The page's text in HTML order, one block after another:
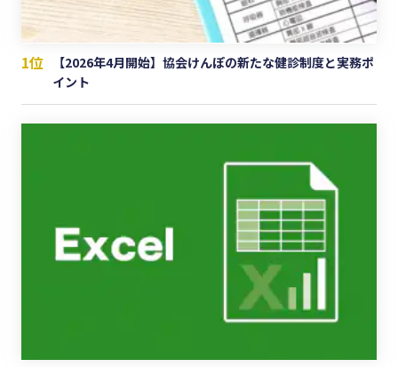
1位
【2026年4月開始】協会けんぽの新たな健診制度と実務ポ
イント